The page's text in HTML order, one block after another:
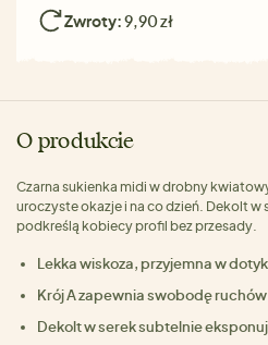
Zwroty:9,90 zł
O produkcie
Czarna sukienka midi w drobny
uroczyste okazje i na co dzień. Dekolt w
podkreślą kobiecy profil bez przesady.
Lekka wiskoza, przyjemna w
Krój A zapewnia swobodę ruchów
Dekolt w serek subtelnie